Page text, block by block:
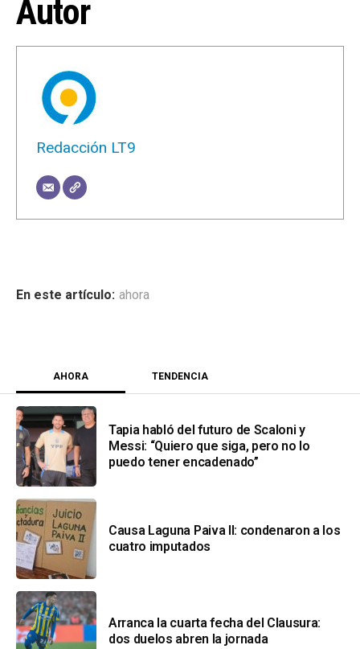
Autor
Redacción LT9
ahora
AHORA TENDENCIA
Tapia habló del futuro de Scaloni y
Messi: “Quiero que siga, pero no lo
puedo tener encadenado”
Causa Laguna Paiva II: condenaron a los
cuatro imputados
Arranca la cuarta fecha del Clausura:
dos duelos abren la jornada